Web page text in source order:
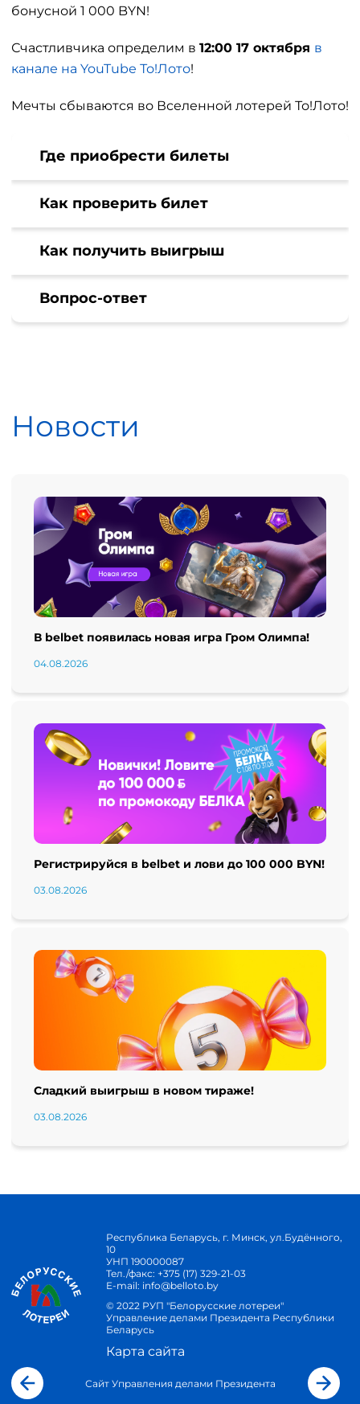
бонусной 1 000 BYN!
Счастливчика определим в 12:00 17 октября в
канале на YouTubе То!Лото!
Мечты сбываются во Вселенной лотерей То!Лото!
Где приобрести билеты
Как проверить билет
Как получить выигрыш
Вопрос-ответ
Новости
В belbet появилась новая игра Гром Олимпа!
04.08.2026
Регистрируйся в belbet и лови до 100 000 BYN!
03.08.2026
Сладкий выигрыш в новом тираже!
03.08.2026
Республика Беларусь, г. Минск, ул.Будённого,
10
УНП 190000087
Тел./факс: +375 (17) 329-21-03
E-mail: info@belloto.by
© 2022 РУП "Белорусские лотереи"
Управление делами Президента Республики
Беларусь
Карта сайта
Сайт Управления делами Президента